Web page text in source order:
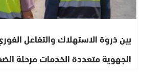
بين ذروة الاستهلاك والتفاعل
الجهوية متعددة الخدمات مرحلة